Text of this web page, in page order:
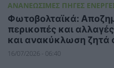
ΑΝΑΝΕΩΣΙΜΕΣ ΠΗΓΕΣ
Φωτοβολταϊκά:
περικοπές και
και ανακύκλωση ζητά
16/07/2026 - 06:40